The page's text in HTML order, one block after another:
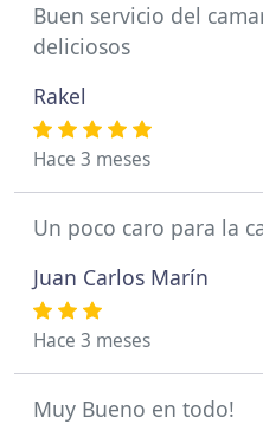
Buen servicio del
deliciosos
Rakel
Hace 3 meses
Un poco caro para la
Juan Carlos Marín
Hace 3 meses
Muy Bueno en todo!